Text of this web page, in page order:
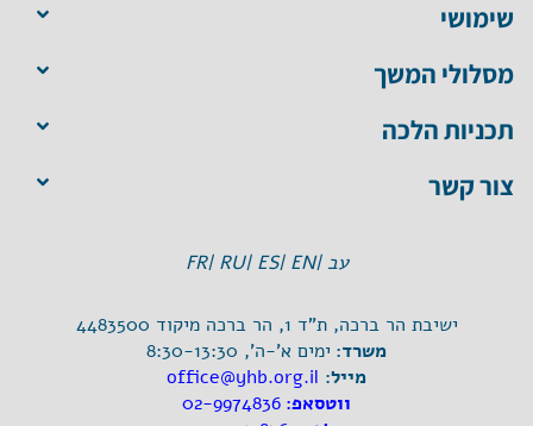
שימושי
מסלולי המשך
תכניות הלכה
צור קשר
עב |EN |
ES |
RU |
FR
ישיבת הר ברכה, ת"ד 1, הר ברכה מיקוד 4483500
משרד: ימים א'-ה', 8:30-13:30
מייל: office@yhb.org.il
ווטסאפ: 02-9974836